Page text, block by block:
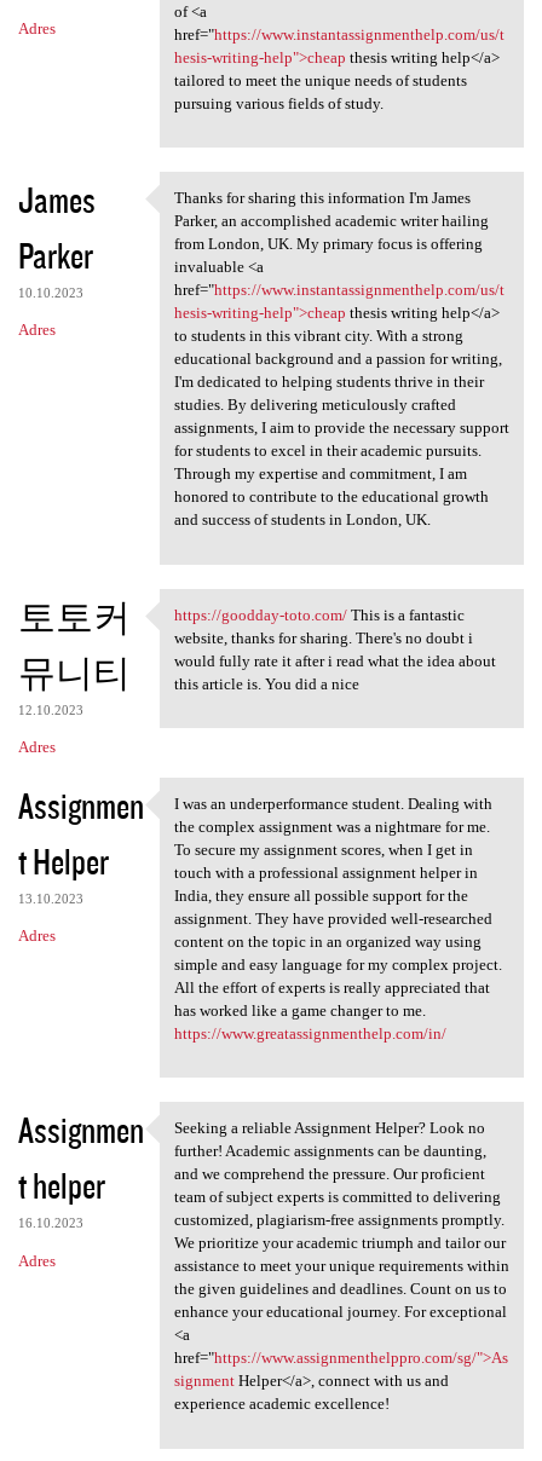
Adres
of <a
href="https://www.instantassignmenthelp.com/us/t
hesis-writing-help">cheap thesis writing help</a>
tailored to meet the unique needs of students
pursuing various fields of study.
James
Parker
10.10.2023
Adres
Thanks for sharing this
Thanks for sharing this information I'm James
Parker, an accomplished academic writer hailing
from London, UK. My primary focus is offering
invaluable <a
href="https://www.instantassignmenthelp.com/us/t
hesis-writing-help">cheap thesis writing help</a>
to students in this vibrant city. With a strong
educational background and a passion for writing,
I'm dedicated to helping students thrive in their
studies. By delivering meticulously crafted
assignments, I aim to provide the necessary support
for students to excel in their academic pursuits.
Through my expertise and commitment, I am
honored to contribute to the educational growth
and success of students in London, UK.
토토커
뮤니티
12.10.2023
Adres
https://goodday-toto.com/
https://goodday-toto.com/This is a fantastic
website, thanks for sharing. There's no doubt i
would fully rate it after i read what the idea about
this article is. You did a nice
Assignmen
t Helper
13.10.2023
Adres
I was an underperformance
I was an underperformance student. Dealing with
the complex assignment was a nightmare for me.
To secure my assignment scores, when I get in
touch with a professional assignment helper in
India, they ensure all possible support for the
assignment. They have provided well-researched
content on the topic in an organized way using
simple and easy language for my complex project.
All the effort of experts is really appreciated that
has worked like a game changer to me.
https://www.greatassignmenthelp.com/in/
Assignmen
t helper
16.10.2023
Adres
Seeking a reliable Assignment
Seeking a reliable Assignment Helper? Look no
further! Academic assignments can be daunting,
and we comprehend the pressure. Our proficient
team of subject experts is committed to delivering
customized, plagiarism-free assignments promptly.
We prioritize your academic triumph and tailor our
assistance to meet your unique requirements within
the given guidelines and deadlines. Count on us to
enhance your educational journey. For exceptional
<a
href="https://www.assignmenthelppro.com/sg/">As
signmentHelper</a>, connect with us and
experience academic excellence!